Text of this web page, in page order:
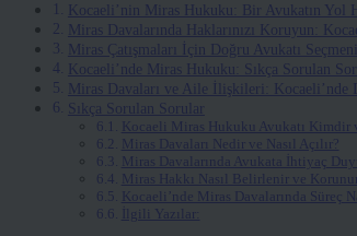
Kocaeli’nin Miras Hukuku: Bir Avukatın Yol
Miras Davalarında Haklarınızı Koruyun:
Miras Çatışmaları İçin Doğru Avukatı
Kocaeli’nde Miras Hukuku: Sıkça Sorulan
Miras Davaları ve Aile İlişkileri: Kocaeli’nde
Sıkça Sorulan Sorular
Kocaeli Miras Hukuku Avukatı Kimdir
Miras Davaları Nedir ve Nasıl Açılır?
Miras Davalarında Avukata İhtiyaç
Miras Hakkı Nasıl Belirlenir ve
Kocaeli’nde Miras Davalarında Süreç
İlgili Yazılar: